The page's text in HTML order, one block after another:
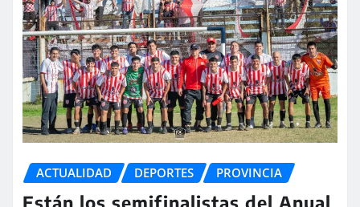
ACTUALIDAD DEPORTES PROVINCIA
Están los semifinalistas del Anual